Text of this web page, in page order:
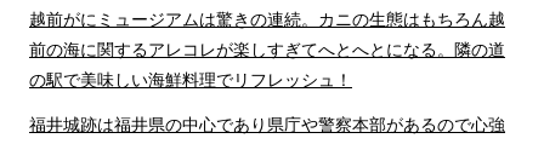
越前がにミュージアムは驚きの連続。カニの生態はもちろん越
前の海に関するアレコレが楽しすぎてへとへとになる。隣の道
の駅で美味しい海鮮料理でリフレッシュ！
福井城跡は福井県の中心であり県庁や警察本部があるので心強